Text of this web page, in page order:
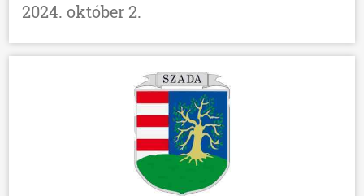
2024. október 2.